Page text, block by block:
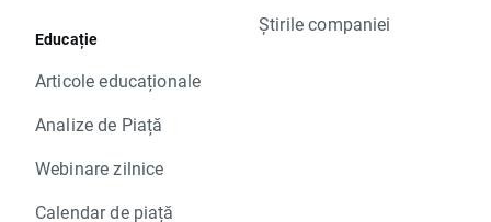
Educație
Articole educaționale
Analize de Piață
Webinare zilnice
Calendar de piață
Știrile companiei